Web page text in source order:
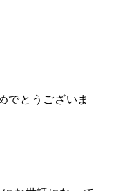
でとうございま